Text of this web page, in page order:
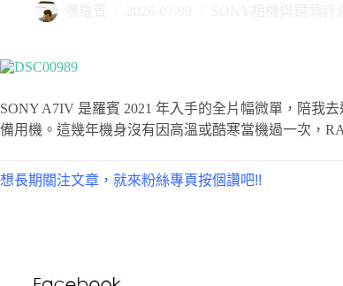
SONY A7IV 是羅賓 2021 年入手的全片幅微單，陪我
備用機。這幾年機身沒有因高溫或酷寒當機過一次，
想長期關注文章，就來粉絲專頁按個讚吧!!